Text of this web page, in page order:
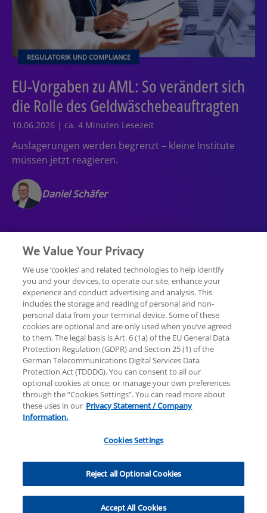
REGULATORIK UND COMPLIANCE
EU-Vorgaben zu AML: So verändert sich
die Rolle des Geldwäschebeauftragten
10.06.2026 | ca. 4 Minuten Lesezeit
Auslagerungen werden begrenzt – kleine Institute
müssen jetzt reagieren.
Daniel Schäfer
Rechtliche Hinweise Datenschutzerklärung
Sitemap Hilfe Unternehmensangaben
© 2025 KPMG AG Wirtschaftsprüfungsgesellschaft,
eine Aktiengesellschaft nach deutschem Recht und
ein Mitglied der globalen KPMG-Organisation
unabhängiger Mitgliedsfirmen, die KPMG
International Limited, einer Private English Company
Limited by Guarantee, angeschlossen sind. Alle Rechte
vorbehalten. Für weitere Einzelheiten über die
Struktur der globalen Organisation von KPMG
We Value Your Privacy
We use ‘cookies’ and related technologies to help identify
you and your devices, to operate our site, enhance your
experience and conduct advertising and analysis. This
includes the storage and reading of personal and non-
personal data from your terminal device. Some of these
cookies are optional and are only used when you’ve agreed
to them. The legal basis is Art. 6 (1a) of the EU General Data
Protection Regulation (GDPR) and Section 25 (1) of the
German Telecommunications Digital Services Data
Protection Act (TDDDG). You can consent to all our
optional cookies at once, or manage your own preferences
through the “Cookies Settings”. You can read more about
these uses in our Privacy Statement / Company
Information.
Cookies Settings
Reject all Optional Cookies
Accept All Cookies